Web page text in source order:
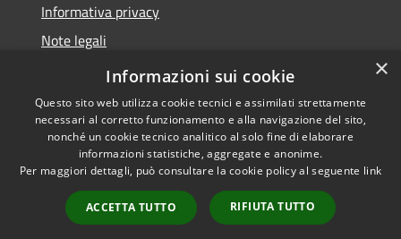
Informativa privacy
Note legali
Dichiarazione di accessibilità
Accessibilità
Copyright © 2026 • Comune di
Presezzo • Powered by
Municipium•
Accesso
redazione
×
Informazioni sui cookie
Questo sito web utilizza cookie tecnici e assimilati strettamente
necessari al corretto funzionamento e alla navigazione del sito,
nonché un cookie tecnico analitico al solo fine di elaborare
informazioni statistiche, aggregate e anonime.
Per maggiori dettagli, può consultare la cookie policy al seguente link
ACCETTA TUTTO RIFIUTA TUTTO